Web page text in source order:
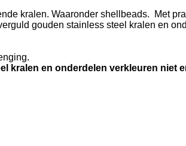
kralen. Waaronder shellbeads. Met
gouden stainless steel kralen en
kralen en onderdelen verkleuren niet